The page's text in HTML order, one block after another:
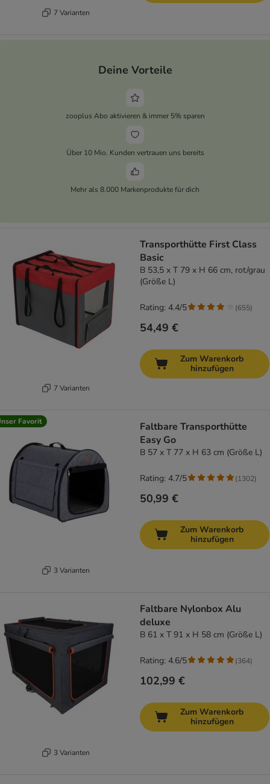
7 Varianten
Deine Vorteile
zooplus Abo aktivieren & immer 5% sparen
Über 10 Mio. Kunden vertrauen uns bereits
Mehr als 8.000 Markenprodukte für dich
7 Varianten
Transporthütte First Class
Basic
B 53,5 x T 79 x H 66 cm, rot/grau
(Größe L)
54,49 €
Rating: 4.4/5 (655)
Zum Warenkorb
hinzufügen
Favorit
3 Varianten
Faltbare Transporthütte
Easy Go
B 57 x T 77 x H 63 cm (Größe L)
50,99 €
Rating: 4.7/5 (1302)
Zum Warenkorb
hinzufügen
3 Varianten
Faltbare Nylonbox Alu
deluxe
B 61 x T 91 x H 58 cm (Größe L)
102,99 €
Rating: 4.6/5 (364)
Zum Warenkorb
hinzufügen